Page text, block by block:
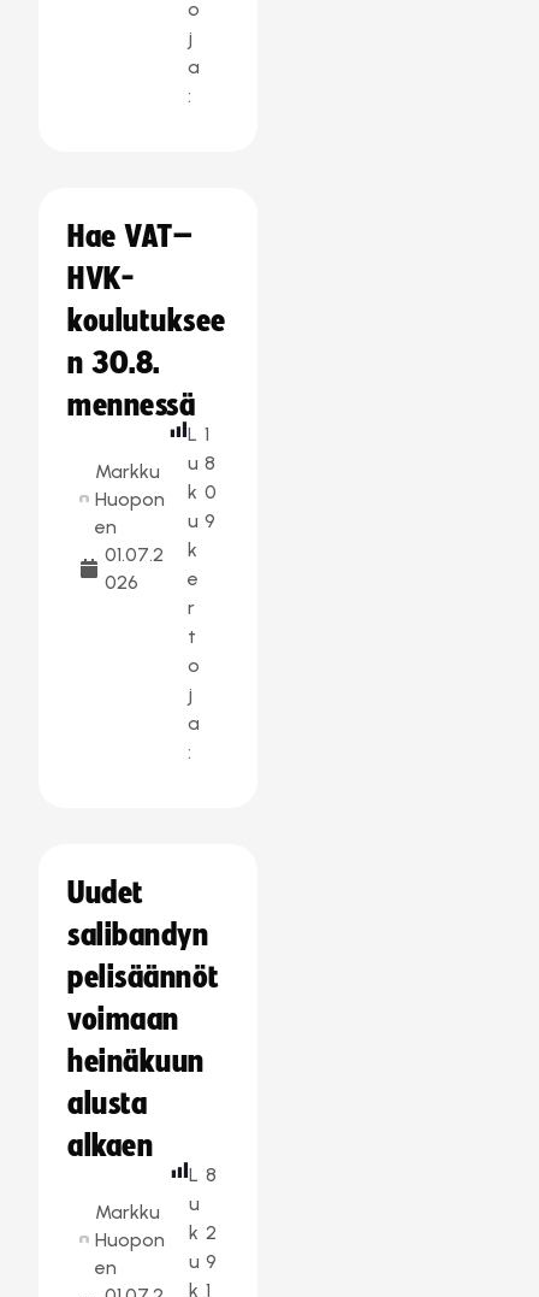
o
j
a
:
Hae VAT–
HVK-
koulutuksee
n 30.8.
mennessä
Markku
Huopon
en
01.07.2
026
L
u
k
u
k
e
r
t
o
j
a
:
1
8
0
9
Uudet
salibandyn
pelisäännöt
voimaan
heinäkuun
alusta
alkaen
Markku
Huopon
en
L
u
k
u
k
8
2
9
1